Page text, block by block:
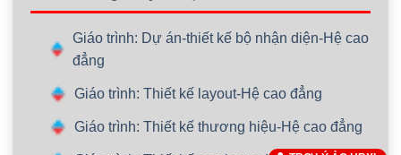
Giáo trình: Dự án-thiết kế bộ nhận diện-Hệ cao
đẳng
Giáo trình: Thiết kế layout-Hệ cao đẳng
Giáo trình: Thiết kế thương hiệu-Hệ cao đẳng